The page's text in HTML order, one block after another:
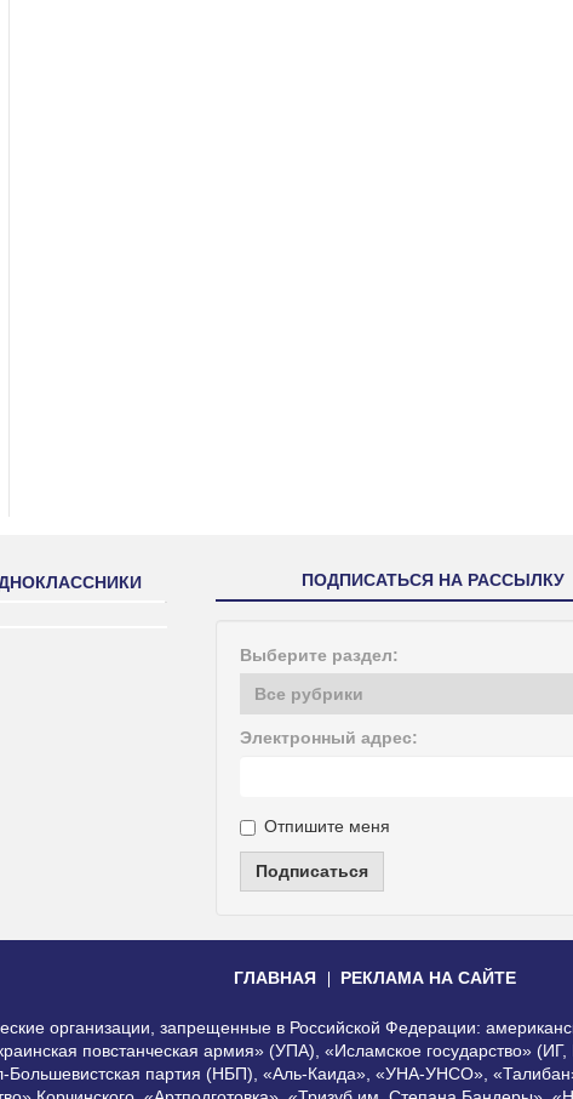
ПОДПИСАТЬСЯ НА РАССЫЛКУ
Выберите раздел:
Электронный адрес:
Отпишите меня
Подписаться
ГЛАВНАЯ РЕКЛАМА НА САЙТЕ
организации, запрещенные в Российской Федерации:
повстанческая армия» (УПА), «Исламское государство»
партия (НБП), «Аль-Каида», «УНА-УНСО»,